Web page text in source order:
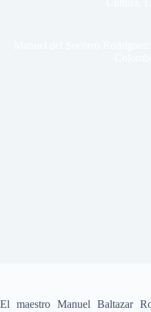
El maestro Manuel Baltazar